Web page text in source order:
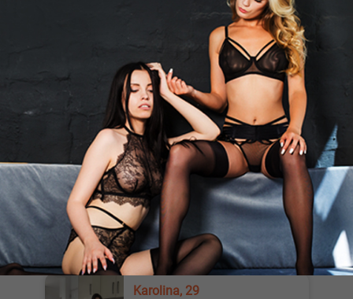
WHATSAPP Приветик) У меня очень
игривый характер, я всегда
улыбаюсь и готова подарить тебе
счасть...
Vilnius
Первый Раз У Вас, 23
Первый раз у вас в
гостях.Развратная блондинка
готова для новых знакомств и
незабываемых жарких в...
Vilnius
Karolina, 29